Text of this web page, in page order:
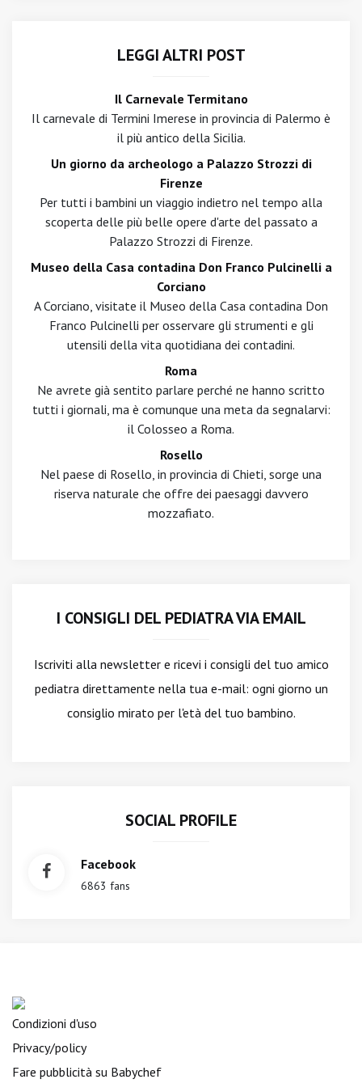
LEGGI ALTRI POST
Il Carnevale Termitano
Il carnevale di Termini Imerese in provincia di Palermo è
il più antico della Sicilia.
Un giorno da archeologo a Palazzo Strozzi di
Firenze
Per tutti i bambini un viaggio indietro nel tempo alla
scoperta delle più belle opere d'arte del passato a
Palazzo Strozzi di Firenze.
Museo della Casa contadina Don Franco Pulcinelli a
Corciano
A Corciano, visitate il Museo della Casa contadina Don
Franco Pulcinelli per osservare gli strumenti e gli
utensili della vita quotidiana dei contadini.
Roma
Ne avrete già sentito parlare perché ne hanno scritto
tutti i giornali, ma è comunque una meta da segnalarvi:
il Colosseo a Roma.
Rosello
Nel paese di Rosello, in provincia di Chieti, sorge una
riserva naturale che offre dei paesaggi davvero
mozzafiato.
I CONSIGLI DEL PEDIATRA VIA EMAIL
Iscriviti alla newslettere ricevi i consigli del tuo amico
pediatra direttamente nella tua e-mail: ogni giorno un
consiglio mirato per l'età del tuo bambino.
SOCIAL PROFILE
Facebook
6863 fans
Condizioni d'uso
Privacy/policy
Fare pubblicità su Babychef